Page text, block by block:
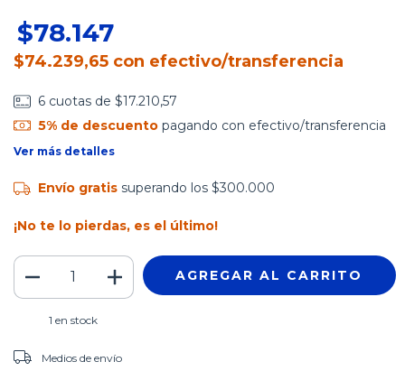
$78.147
$74.239,65 con efectivo/transferencia
6 cuotas de $17.210,57
5% de descuentopagando con efectivo/transferencia
Ver más detalles
Envío gratis superando los $300.000
¡No te lo pierdas, es el último!
1 en stock
Entregas para el CP:
Medios de envío